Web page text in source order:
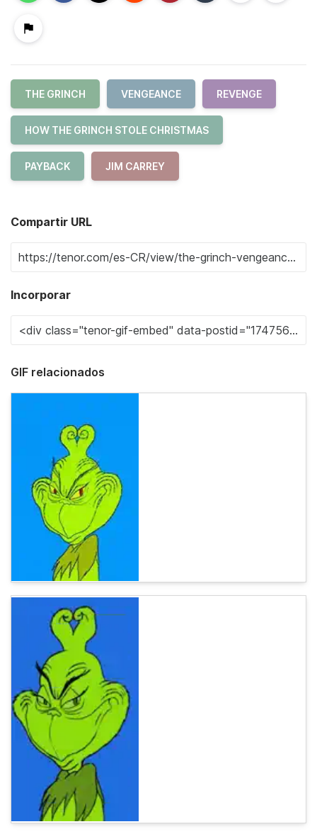
THE GRINCH VENGEANCE REVENGE
HOW THE GRINCH STOLE CHRISTMAS
PAYBACK JIM CARREY
Compartir URL
Incorporar
GIF relacionados